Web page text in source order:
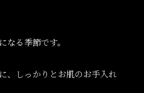
なる季節です。
、しっかりとお肌のお手入れ